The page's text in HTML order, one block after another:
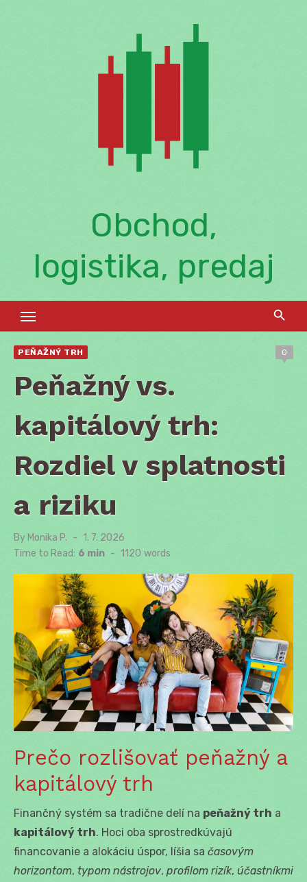
Obchod,
logistika, predaj
PEŇAŽNÝ TRH 0
Peňažný vs.
kapitálový trh:
Rozdiel v splatnosti
a riziku
By Monika P.
Posted
on
1. 7. 2026
Time to Read: 6 min - 1120 words
Prečo rozlišovať peňažný a
kapitálový trh
Finančný systém sa tradične delí na peňažný trh a
kapitálový trh. Hoci oba sprostredkúvajú
financovanie a alokáciu úspor, líšia sa časovým
horizontom, typom nástrojov, profilom rizík, účastníkmi